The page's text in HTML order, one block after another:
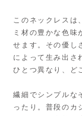
このネックレスは
ミ材の豊かな色味
せます。その優し
によって生み出さ
ひとつ異なり、ど
繊細でシンプルな
ったり。普段のカ